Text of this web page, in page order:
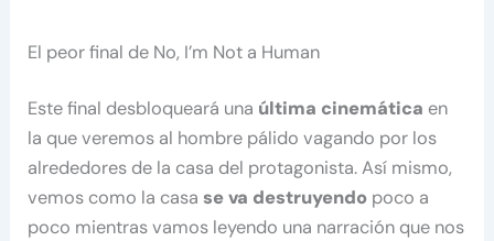
El peor final de No, I’m Not a Human
Este final desbloqueará una última cinemática en
la que veremos al hombre pálido vagando por los
alrededores de la casa del protagonista. Así mismo,
vemos como la casase va destruyendo poco a
poco mientras vamos leyendo una narración que nos